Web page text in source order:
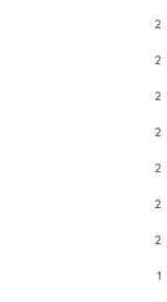
2
2
2
2
2
2
2
1